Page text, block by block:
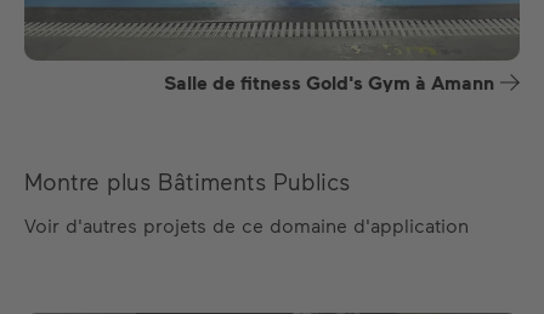
Salle de fitness Gold's Gym à Amann
Montre plus Bâtiments Publics
Voir d'autres projets de ce domaine d'application